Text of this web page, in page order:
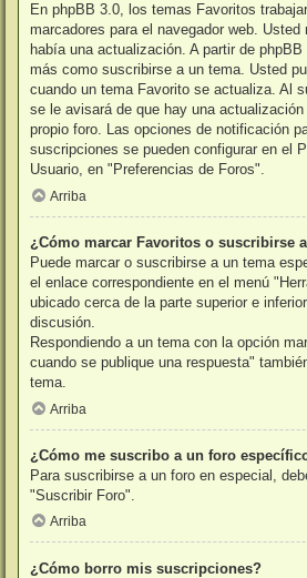
En phpBB 3.0, los temas Favoritos
marcadores para el navegador web. Usted
había una actualización. A partir de
más como suscribirse a un tema. Usted
cuando un tema Favorito se actualiza. Al
se le avisará de que hay una
propio foro. Las opciones de notificación
suscripciones se pueden configurar en el
Usuario, en "Preferencias de Foros".
Arriba
¿Cómo marcar Favoritos o suscribirse
Puede marcar o suscribirse a un tema
el enlace correspondiente en el menú
ubicado cerca de la parte superior e
discusión.
Respondiendo a un tema con la opción
cuando se publique una respuesta"
tema.
Arriba
¿Cómo me suscribo a un foro
Para suscribirse a un foro en especial,
"Suscribir Foro".
Arriba
¿Cómo borro mis suscripciones?